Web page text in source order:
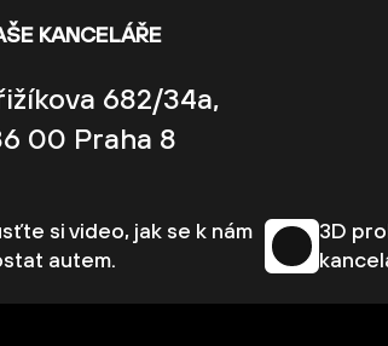
KANCELÁŘE
682/34a,
00 Praha 8
si video, jak se k nám
autem.
3D